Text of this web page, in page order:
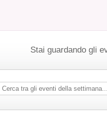
Stai guardando gli